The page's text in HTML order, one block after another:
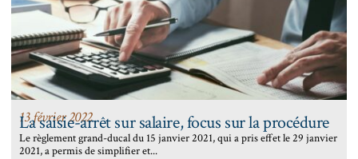
13 février 2022
La saisie-arrêt sur salaire, focus sur la procédure
Le règlement grand-ducal du 15 janvier 2021, qui a pris effet le 29 janvier
2021, a permis de simplifier et...